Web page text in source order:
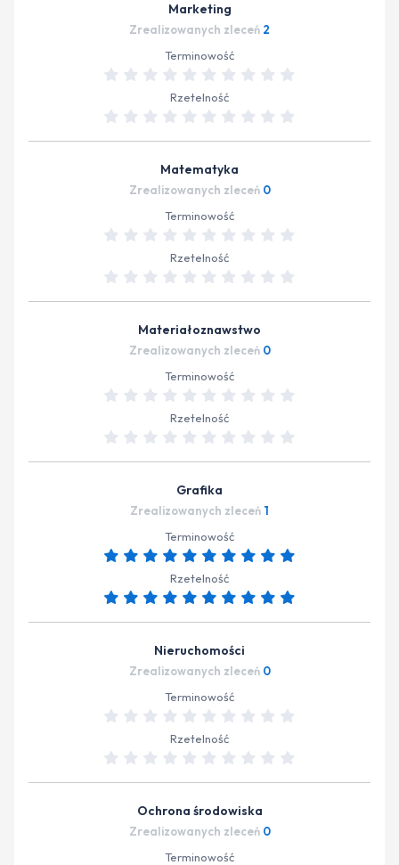
Marketing
Zrealizowanych zleceń 2
Terminowość
Rzetelność
Matematyka
Zrealizowanych zleceń 0
Terminowość
Rzetelność
Materiałoznawstwo
Zrealizowanych zleceń 0
Terminowość
Rzetelność
Grafika
Zrealizowanych zleceń 1
Terminowość
Rzetelność
Nieruchomości
Zrealizowanych zleceń 0
Terminowość
Rzetelność
Ochrona środowiska
Zrealizowanych zleceń 0
Terminowość